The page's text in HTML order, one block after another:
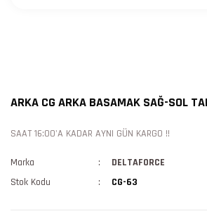
ARKA CG ARKA BASAMAK SAĞ-SOL
SAAT 16:00'A KADAR AYNI GÜN KARGO !!
Marka
DELTAFORCE
Stok Kodu
CG-63